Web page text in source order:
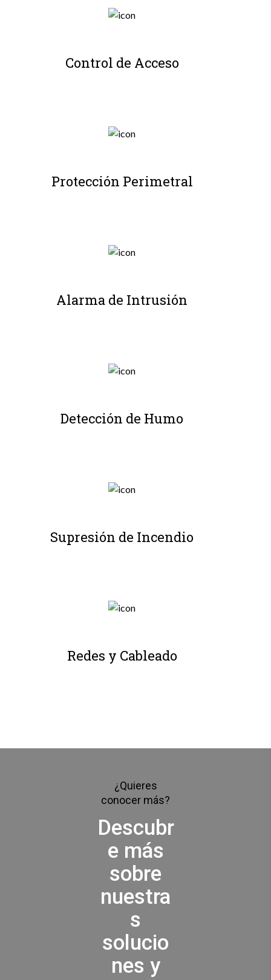
Control de Acceso
Protección Perimetral
Alarma de Intrusión
Detección de Humo
Supresión de Incendio
Redes y Cableado
¿Quieres
conocer más?
Descubr
e más
sobre
nuestra
s
solucio
nes y